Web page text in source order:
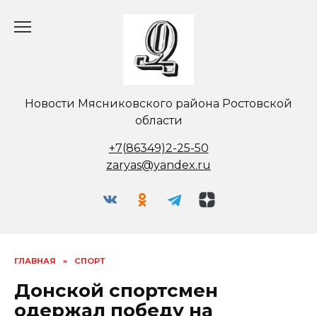
Новости Мясниковского района Ростовской
области
+7(86349)2-25-50
zaryas@yandex.ru
ГЛАВНАЯ » СПОРТ
Донской спортсмен
одержал победу на